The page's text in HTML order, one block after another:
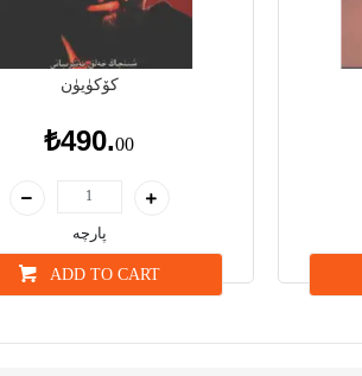
كۆكۈيۈن
₺490.00
پارچە
ADD TO CART